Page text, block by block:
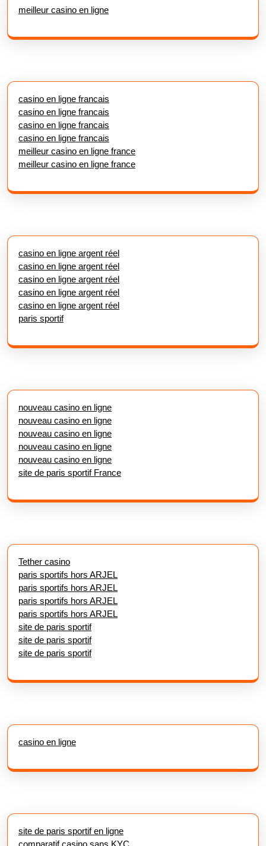
meilleur casino en ligne
casino en ligne francais
casino en ligne francais
casino en ligne francais
casino en ligne francais
meilleur casino en ligne france
meilleur casino en ligne france
casino en ligne argent réel
casino en ligne argent réel
casino en ligne argent réel
casino en ligne argent réel
casino en ligne argent réel
paris sportif
nouveau casino en ligne
nouveau casino en ligne
nouveau casino en ligne
nouveau casino en ligne
nouveau casino en ligne
site de paris sportif France
Tether casino
paris sportifs hors ARJEL
paris sportifs hors ARJEL
paris sportifs hors ARJEL
paris sportifs hors ARJEL
site de paris sportif
site de paris sportif
site de paris sportif
casino en ligne
site de paris sportif en ligne
comparatif casino sans KYC